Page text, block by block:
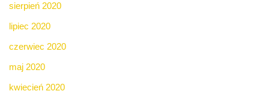
sierpień 2020
lipiec 2020
czerwiec 2020
maj 2020
kwiecień 2020